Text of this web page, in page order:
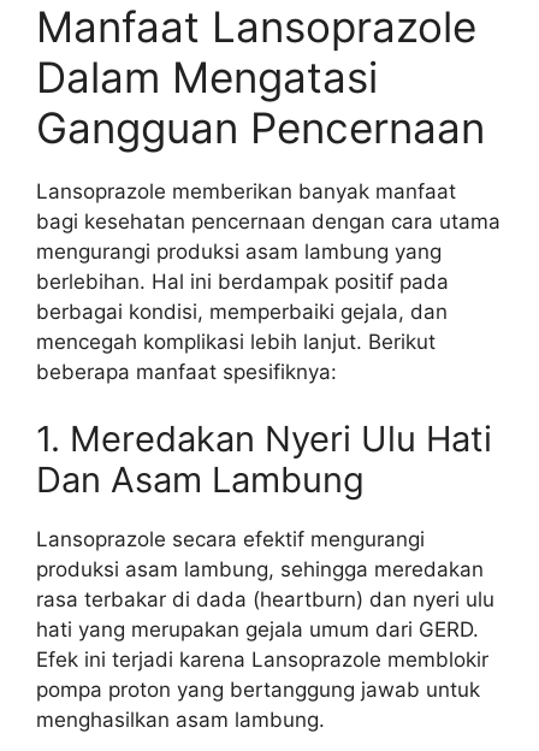
Manfaat Lansoprazole
Dalam Mengatasi
Gangguan Pencernaan
Lansoprazole memberikan banyak manfaat
bagi kesehatan pencernaan dengan cara utama
mengurangi produksi asam lambung yang
berlebihan. Hal ini berdampak positif pada
berbagai kondisi, memperbaiki gejala, dan
mencegah komplikasi lebih lanjut. Berikut
beberapa manfaat spesifiknya:
1. Meredakan Nyeri Ulu Hati
Dan Asam Lambung
Lansoprazole secara efektif mengurangi
produksi asam lambung, sehingga meredakan
rasa terbakar di dada (heartburn) dan nyeri ulu
hati yang merupakan gejala umum dari GERD.
Efek ini terjadi karena Lansoprazole memblokir
pompa proton yang bertanggung jawab untuk
menghasilkan asam lambung.